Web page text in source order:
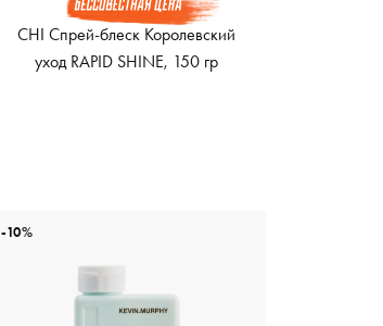
CHI Спрей-блеск Королевский
уход RAPID SHINE, 150 гр
-10%